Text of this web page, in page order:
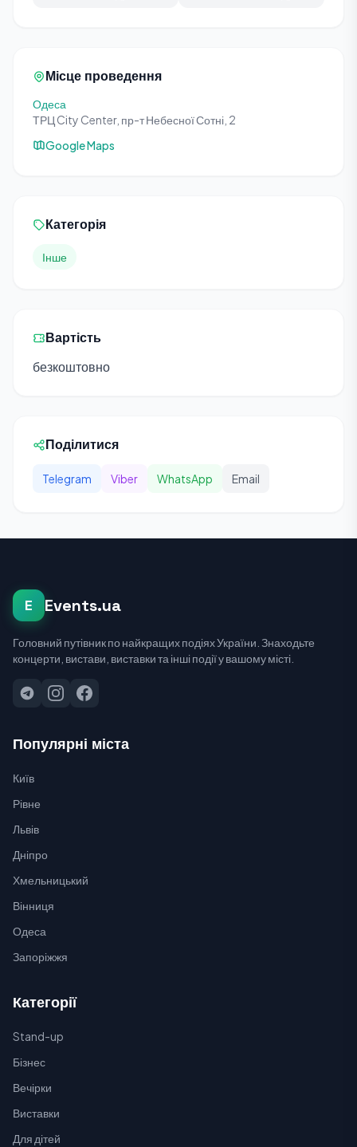
Місце проведення
Одеса
ТРЦ City Center, пр-т Небесної Сотні, 2
Google Maps
Категорія
Інше
Вартість
безкоштовно
Поділитися
Telegram Viber WhatsApp Email
E Events.ua
Головний путівник по найкращих подіях України. Знаходьте
концерти, вистави, виставки та інші події у вашому місті.
Популярні міста
Київ
Рівне
Львів
Дніпро
Хмельницький
Вінниця
Одеса
Запоріжжя
Категорії
Stand-up
Бізнес
Вечірки
Виставки
Для дітей